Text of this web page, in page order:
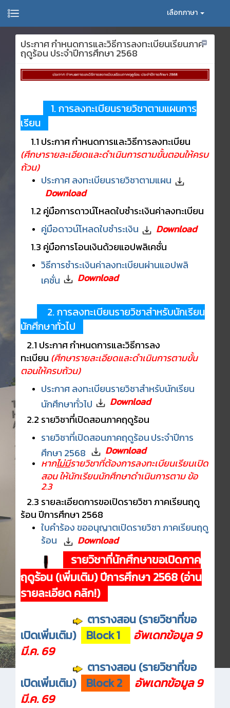
เลือกภาษา
ประกาศ กำหนดการและวิธีการลงทะเบียนเรียนภาค
ฤดูร้อน ประจำปีการศึกษา 2568
1. การลงทะเบียนรายวิชาตามแผนการ
เรียน
1.1 ประกาศ กำหนดการและวิธีการลงทะเบียน
(ศึกษารายละเอียดและดำเนินการตามขั้นตอนให้ครบ
ถ้วน)
ประกาศ ลงทะเบียนรายวิชาตามแผน
Download
1.2 คู่มือการดาวน์โหลดใบชำระเงินค่าลงทะเบียน
คู่มือดาวน์โหลดใบชำระเงิน
Download
1.3 คู่มือการโอนเงินด้วยแอปพลิเคชั่น
วิธีการชำระเงินค่าลงทะเบียนผ่านแอปพลิ
เคชั่น Download
2. การลงทะเบียนรายวิชาสำหรับนักเรียน
นักศึกษาทั่วไป
2.1 ประกาศ กำหนดการและวิธีการลง
ทะเบียน (ศึกษารายละเอียดและดำเนินการตามขั้น
ตอนให้ครบถ้วน)
ประกาศ ลงทะเบียนรายวิชาสำหรับนักเรียน
นักศึกษาทั่วไป
Download
2.2 รายวิชาที่เปิดสอนภาคฤดูร้อน
รายวิชาที่เปิดสอนภาคฤดูร้อนประจำปีการ
ศึกษา 2568
Download
หากไม่มีรายวิชาที่ต้องการลงทะเบียนเรียนเปิด
สอน ให้นักเรียนนักศึกษาดำเนินการตาม ข้อ
2.3
2.3 รายละเอียดการขอเปิดรายวิชา ภาคเรียนฤดู
ร้อน ปีการศึกษา 2568
ใบคำร้อง ขออนุญาตเปิดรายวิชา ภาคเรียนฤดู
ร้อน
Download
รายวิชาที่นักศึกษาขอเปิดภาค
ฤดูร้อน (เพิ่มเติม) ปีการศึกษา 2568 (อ่าน
รายละเอียด คลิก!)
ตารางสอน (รายวิชาที่ขอ
เปิดเพิ่มเติม)
Block 1
อัพเดทข้อมูล 9
มี.ค. 69
ตารางสอน (รายวิชาที่ขอ
เปิดเพิ่มเติม)
Block 2
อัพเดทข้อมูล 9
มี.ค. 69